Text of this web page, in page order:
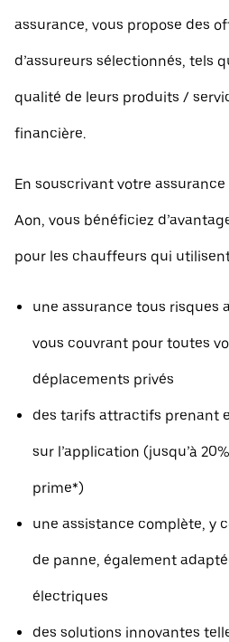
assurance, vous propose des
d’assureurs sélectionnés, tels
qualité de leurs produits /
financière.
En souscrivant votre
Aon, vous bénéficiez
pour les chauffeurs qui
une assurance tous risques
vous couvrant pour toutes
déplacements privés
des tarifs attractifs prenant
sur l’application (jusqu’à
prime*)
une assistance complète, y
de panne, également
électriques
des solutions innovantes